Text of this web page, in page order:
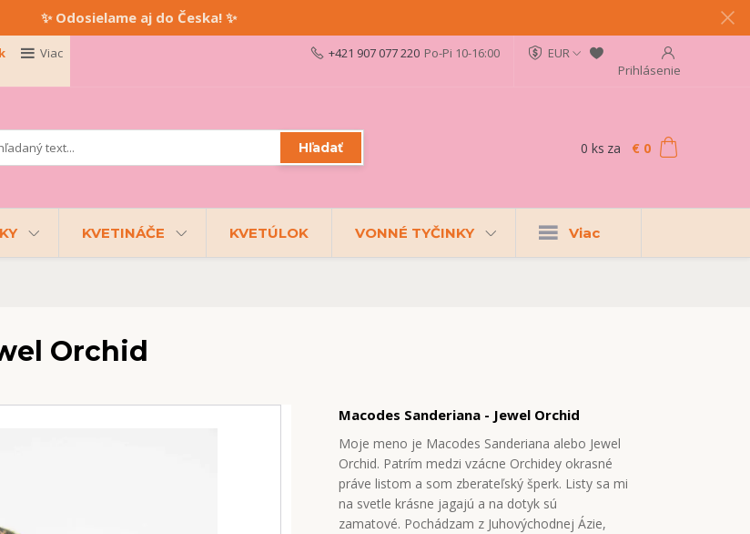
✨ Odosielame aj do Česka! ✨
Viac
EUR
Prihlásenie
Hľadať
+421 907 077 220 Po-Pi 10-16:00
0 ks za € 0
KVETINÁČE KVETÚLOK VONNÉ TYČINKY Viac
Orchid
Macodes Sanderiana - Jewel Orchid
Moje meno je Macodes Sanderiana alebo Jewel
Orchid. Patrím medzi vzácne Orchidey okrasné
práve listom a som zberateľský šperk. Listy sa mi
na svetle krásne jagajú a na dotyk sú
zamatové. Pochádzam z Juhovýchodnej Ázie,